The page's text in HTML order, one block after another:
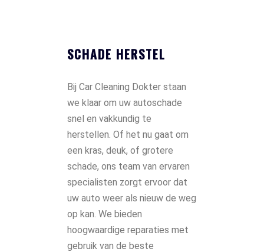
SCHADE HERSTEL
Bij Car Cleaning Dokter staan
we klaar om uw autoschade
snel en vakkundig te
herstellen. Of het nu gaat om
een kras, deuk, of grotere
schade, ons team van ervaren
specialisten zorgt ervoor dat
uw auto weer als nieuw de weg
op kan. We bieden
hoogwaardige reparaties met
gebruik van de beste